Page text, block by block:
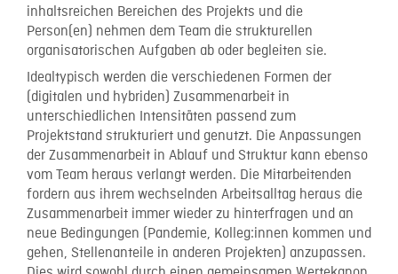
inhaltsreichen Bereichen des Projekts und die
Person(en) nehmen dem Team die strukturellen
organisatorischen Aufgaben ab oder begleiten sie.
Idealtypisch werden die verschiedenen Formen der
(digitalen und hybriden) Zusammenarbeit in
unterschiedlichen Intensitäten passend zum
Projektstand strukturiert und genutzt. Die Anpassungen
der Zusammenarbeit in Ablauf und Struktur kann ebenso
vom Team heraus verlangt werden. Die Mitarbeitenden
fordern aus ihrem wechselnden Arbeitsalltag heraus die
Zusammenarbeit immer wieder zu hinterfragen und an
neue Bedingungen (Pandemie, Kolleg:innen kommen und
gehen, Stellenanteile in anderen Projekten) anzupassen.